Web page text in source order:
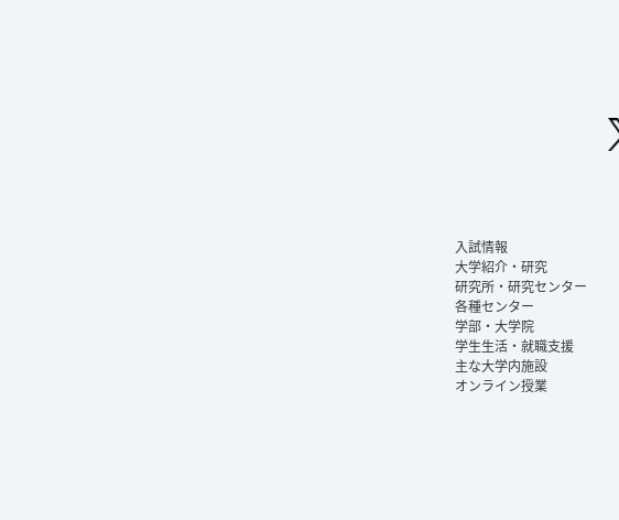
入試情報
大学紹介・研究
研究所・研究センター
各種センター
学部・大学院
学生生活・就職支援
主な大学内施設
オンライン授業